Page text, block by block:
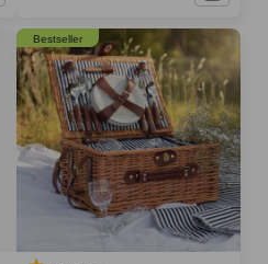
Bestseller